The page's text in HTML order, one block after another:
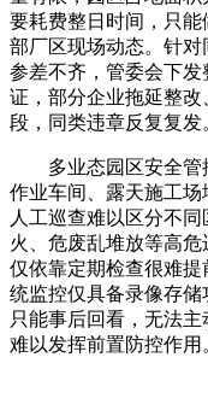
要耗费整日时间，只
部厂区现场动态。针
参差不齐，管委会下
证，部分企业拖延整
段，同类违章反复复发
多业态园区安全
作业车间、露天施工场
人工巡查难以区分不
火、危废乱堆放等高危
仅依靠定期检查很难
统监控仅具备录像存
只能事后回看，无法主
难以发挥前置防控作用